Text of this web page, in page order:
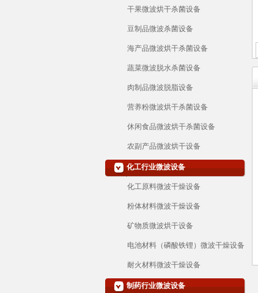
干果微波烘干杀菌设备
豆制品微波杀菌设备
海产品微波烘干杀菌设备
蔬菜微波脱水杀菌设备
肉制品微波脱脂设备
营养粉微波烘干杀菌设备
休闲食品微波烘干杀菌设备
农副产品微波烘干设备
化工行业微波设备
化工原料微波干燥设备
粉体材料微波干燥设备
矿物质微波烘干设备
电池材料（磷酸铁锂）微波干燥设备
耐火材料微波干燥设备
制药行业微波设备